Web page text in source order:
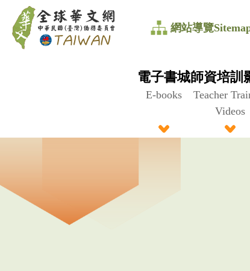
全
球
華
網站導覽
電子書城
E-books
師資培訓
Teacher
Videos